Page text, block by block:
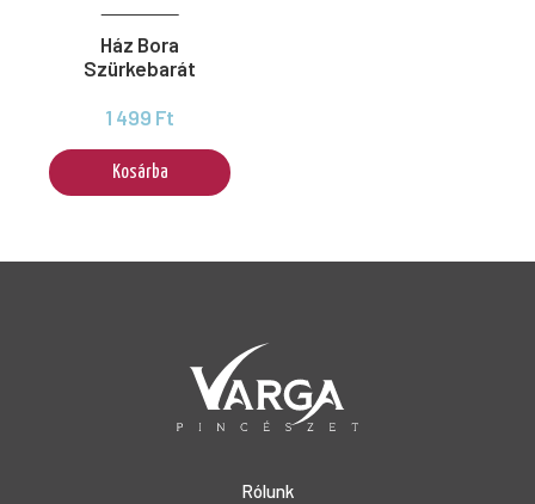
Ház Bora
Szürkebarát
1 499 Ft
Kosárba
Rólunk